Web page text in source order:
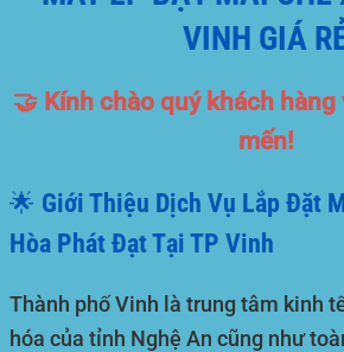
VINH GIÁ
🤝 Kính chào quý khách
mến!
🌟 Giới Thiệu Dịch Vụ Lắp Đặt
Hòa Phát Đạt Tại TP Vinh
Thành phố Vinh là trung tâm kinh
hóa của tỉnh Nghệ An cũng như